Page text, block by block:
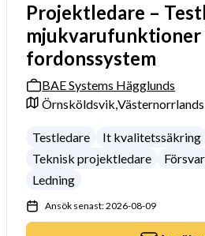
Projektledare –
mjukvarufunktioner
fordonssystem
BAE Systems Hägglunds
Örnsköldsvik,
Testledare It kvalitetssäkring
Teknisk projektledare
Ledning
Ansök senast: 2026-08-09